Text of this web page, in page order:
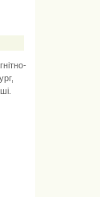
,